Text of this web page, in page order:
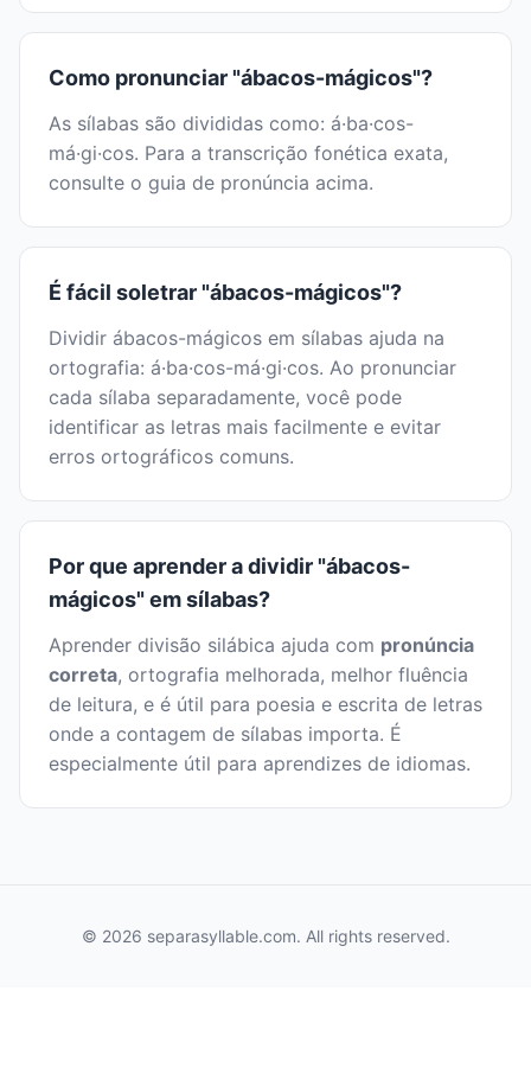
Como pronunciar "ábacos-mágicos"?
As sílabas são divididas como: á·ba·cos-
má·gi·cos. Para a transcrição fonética exata,
consulte o guia de pronúncia acima.
É fácil soletrar "ábacos-mágicos"?
Dividir ábacos-mágicos em sílabas ajuda na
ortografia: á·ba·cos-má·gi·cos. Ao pronunciar
cada sílaba separadamente, você pode
identificar as letras mais facilmente e evitar
erros ortográficos comuns.
Por que aprender a dividir "ábacos-
mágicos" em sílabas?
Aprender divisão silábica ajuda com pronúncia
correta, ortografia melhorada, melhor fluência
de leitura, e é útil para poesia e escrita de letras
onde a contagem de sílabas importa. É
especialmente útil para aprendizes de idiomas.
© 2026 separasyllable.com. All rights reserved.